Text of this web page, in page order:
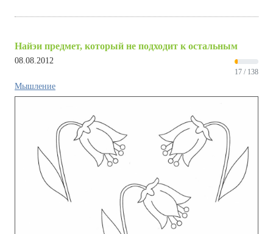
Найэи предмет, который не подходит к остальным
08.08.2012
17 / 138
Мышление